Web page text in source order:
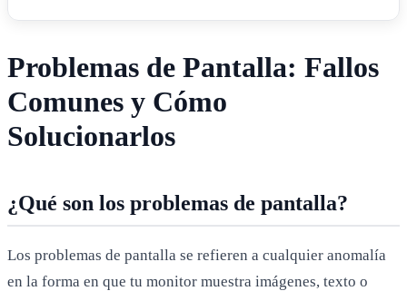
Problemas de Pantalla: Fallos
Comunes y Cómo
Solucionarlos
¿Qué son los problemas de pantalla?
Los problemas de pantalla se refieren a cualquier anomalía
en la forma en que tu monitor muestra imágenes, texto o